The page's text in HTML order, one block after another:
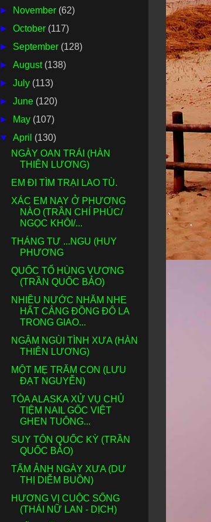
►
November (62)
►October (117)
► September (128)
►August (138)
►July (113)
►June (120)
►
May (107)
▼April (130)
NGÀY OAN TRÁI (HÀN
THIÊN LƯƠNG)
EM ĐI TÌM TRẠI LAO TÙ.
XÁC EM NAY Ở PHƯƠNG
NÀO (TRẦN CHÍ PHÚC/
NGỌC KHÔI/...
THÁNG TƯ ...NGU (HUY
PHƯƠNG
QUỐC TỔ HÙNG VƯƠNG
(TRẦN QUỐC BẢO)
NHIỀU NƯỚC NHĂM NHE
HẤT CẲNG ĐỒNG ĐÔ LA
TRONG GIAO...
NGẬM NGÙI TÌNH XƯA (HÀN
THIÊN LƯƠNG)
MỘT MẸ TRĂM CON (LƯU
ĐẠT NGUYỄN)
TÒA ALASKA XỬ VỤ CHỦ
TIỆM NAIL GỐC VIỆT
GHEN TUÔNG...
SUY TÔN QUỐC KỲ (TRẦN
QUỐC BẢO)
TẤM ẢNH NGÀY XƯA (DƯ
THỊ DIỄM BUỒN)
HƯƠNG VỊ CUỘC SỐNG
(THÁI NỮ LAN - DỊCH)